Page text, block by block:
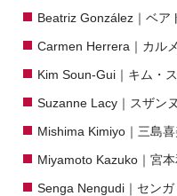
Beatriz González｜ベア
Carmen Herrera｜カル
Kim Soun-Gui｜キム・
Suzanne Lacy｜スザン
Mishima Kimiyo｜三島
Miyamoto Kazuko｜宮
Senga Nengudi｜センガ